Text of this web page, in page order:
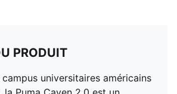
PRODUIT
campus universitaires américains